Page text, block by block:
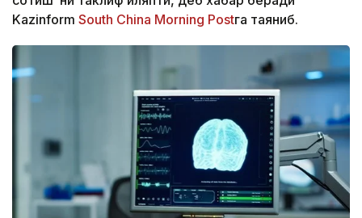
Kazinform South China Morning Postга таяниб.